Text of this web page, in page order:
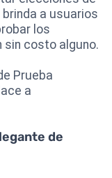
a usuarios
los
costo alguno.
Prueba
a
de